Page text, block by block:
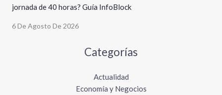
jornada de 40 horas? Guía InfoBlock
6 De Agosto De 2026
Categorías
Actualidad
Economía y Negocios